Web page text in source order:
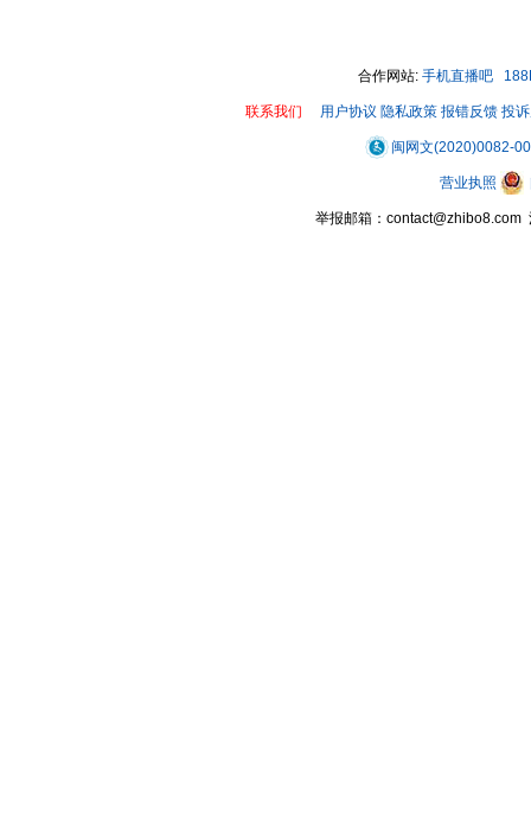
合作网站: 手机直播吧
联系我们 用户协议 隐私政策 报错反馈 投
闽网文(2020)0082-
营业执照
举报邮箱：